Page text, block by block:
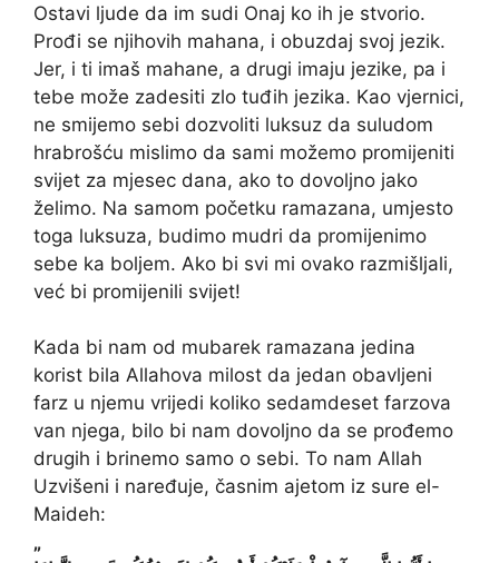
Ostavi ljude da im sudi Onaj ko ih je stvorio.
Prođi se njihovih mahana, i obuzdaj svoj jezik.
Jer, i ti imaš mahane, a drugi imaju jezike, pa i
tebe može zadesiti zlo tuđih jezika. Kao vjernici,
ne smijemo sebi dozvoliti luksuz da suludom
hrabrošću mislimo da sami možemo promijeniti
svijet za mjesec dana, ako to dovoljno jako
želimo. Na samom početku ramazana, umjesto
toga luksuza, budimo mudri da promijenimo
sebe ka boljem. Ako bi svi mi ovako razmišljali,
već bi promijenili svijet!
Kada bi nam od mubarek ramazana jedina
korist bila Allahova milost da jedan obavljeni
farz u njemu vrijedi koliko sedamdeset farzova
van njega, bilo bi nam dovoljno da se prođemo
drugih i brinemo samo o sebi. To nam Allah
Uzvišeni i naređuje, časnim ajetom iz sure el-
Maideh:
„